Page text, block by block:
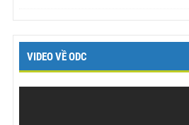
VIDEO VỀ ODC